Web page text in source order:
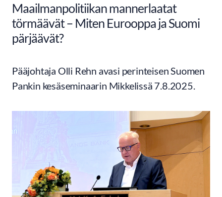
Maailmanpolitiikan mannerlaatat
törmäävät – Miten Eurooppa ja Suomi
pärjäävät?
Pääjohtaja Olli Rehn avasi perinteisen Suomen
Pankin kesäseminaarin Mikkelissä 7.8.2025.